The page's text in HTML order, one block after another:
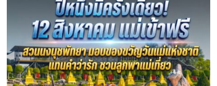
พา
ว
เวอร์
”
ส่ง
เสริม
โรงเรียน
สุข